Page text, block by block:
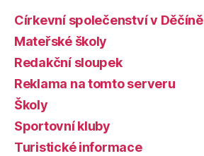
Církevní společenství v Děčíně
Mateřské školy
Redakční sloupek
Reklama na tomto serveru
Školy
Sportovní kluby
Turistické informace